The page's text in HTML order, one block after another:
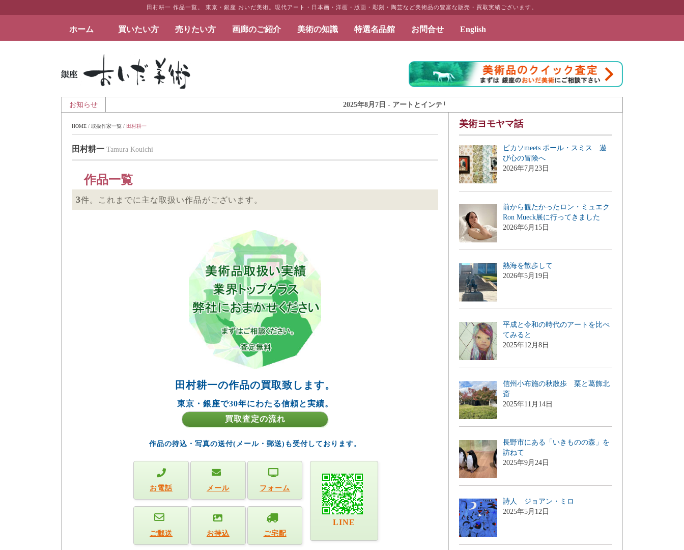
田村耕一 作品一覧。 東京・銀座 おいだ美術。現代アート・日本画・洋画・版画・彫刻・陶芸など美術品の豊富な販売・買取実績ございます。
ホーム 買いたい方 売りたい方 画廊のご紹介 美術の知識 特選名品館 お問合せ English
絵画など美術品の販売と買取 | 東京・銀座 おいだ美術
お知らせ
2025年8月7日 - アートとインテリアのギャラリーページ「絵画のある暮らしを」を公開致しました
HOME / 取扱作家一覧 / 田村耕一
田村耕一 Tamura Kouichi
作品一覧
3件。これまでに主な取扱い作品がございます。
田村耕一の作品の買取致します。
東京・銀座で30年にわたる信頼と実績。
買取査定の流れ
作品の持込・写真の送付(メール・郵送)も受付しております。
お電話 メール フォーム
ご郵送 お持込 ご宅配
LINE
美術ヨモヤマ話
ピカソmeets ポール・スミス 遊
び心の冒険へ
2026年7月23日
前から観たかったロン・ミュエク
Ron Mueck展に行ってきました
2026年6月15日
熱海を散歩して
2026年5月19日
平成と令和の時代のアートを比べ
てみると
2025年12月8日
信州小布施の秋散歩 栗と葛飾北
斎
2025年11月14日
長野市にある「いきものの森」を
訪ねて
2025年9月24日
詩人 ジョアン・ミロ
2025年5月12日